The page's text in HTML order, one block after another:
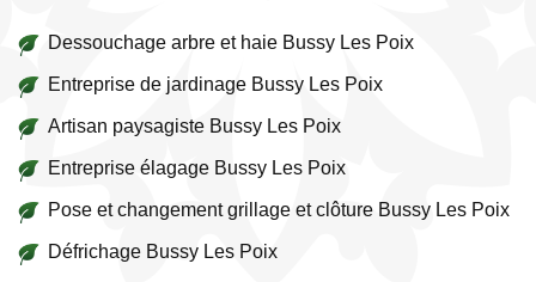
Dessouchage arbre et haie Bussy Les Poix
Entreprise de jardinage Bussy Les Poix
Artisan paysagiste Bussy Les Poix
Entreprise élagage Bussy Les Poix
Pose et changement grillage et clôture Bussy Les Poix
Défrichage Bussy Les Poix